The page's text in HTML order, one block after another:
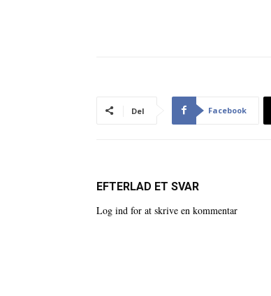
Del Facebook
EFTERLAD ET SVAR
Log ind for at skrive en kommentar